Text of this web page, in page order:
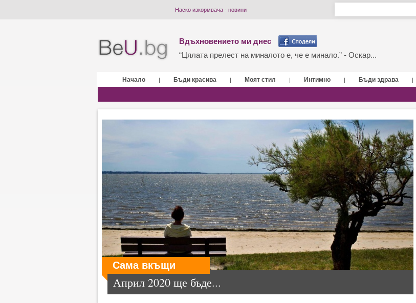
Наско изкормвача - новини
Вдъхновението ми днес
“Цялата прелест на миналото е, че е минало.” - Оскар...
Начало | Бъди красива | Моят стил | Интимно | Бъди здрава |
Сама вкъщи
Април 2020 ще бъде...